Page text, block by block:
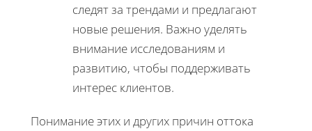
следят за трендами и предлагают
новые решения. Важно уделять
внимание исследованиям и
развитию, чтобы поддерживать
интерес клиентов.
Понимание этих и других причин оттока